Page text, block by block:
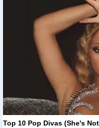
Top 10 Pop Divas (She's